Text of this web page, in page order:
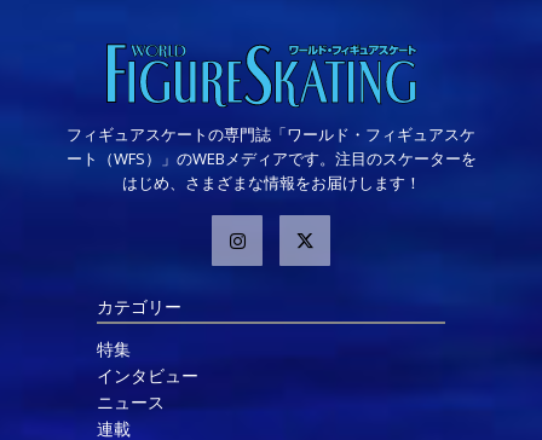
フィギュアスケートの専門誌「ワールド・フィギュアスケ
ート（WFS）」のWEBメディアです。注目のスケーターを
はじめ、さまざまな情報をお届けします！
カテゴリー
特集
インタビュー
ニュース
連載